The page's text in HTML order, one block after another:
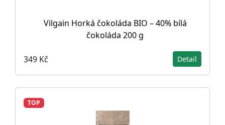
Vilgain Horká čokoláda BIO – 40% bílá
čokoláda 200 g
349 Kč Detail
TOP